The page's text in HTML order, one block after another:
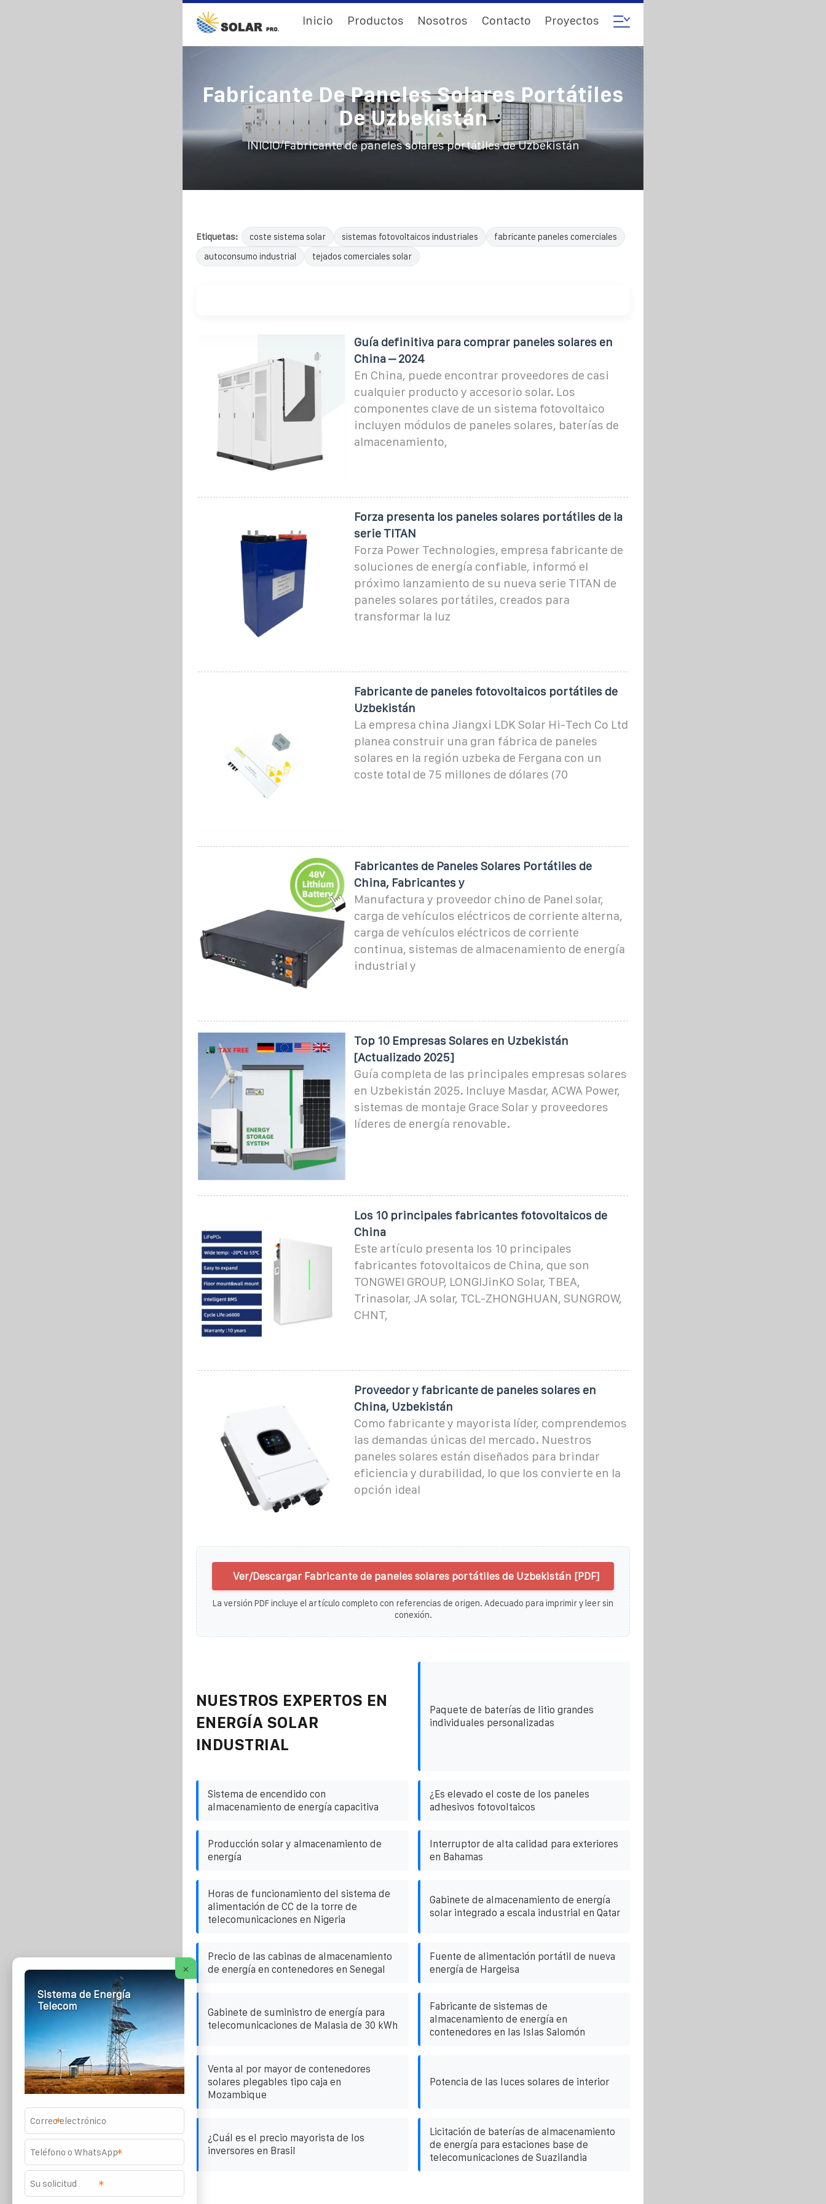
Inicio Productos Nosotros Contacto Proyectos
Fabricante De Paneles Solares Portátiles
De Uzbekistán
INICIO/Fabricante de paneles solares portátiles de Uzbekistán
Etiquetas: coste sistema solar sistemas fotovoltaicos industriales
fabricante paneles comerciales
autoconsumo industrial
tejados comerciales solar
Guía definitiva para comprar paneles solares en
China – 2024
En China, puede encontrar proveedores de casi
cualquier producto y accesorio solar. Los
componentes clave de un sistema fotovoltaico
incluyen módulos de paneles solares, baterías de
almacenamiento,
Forza presenta los paneles solares portátiles de la
serie TITAN
Forza Power Technologies, empresa fabricante de
soluciones de energía confiable, informó el
próximo lanzamiento de su nueva serie TITAN de
paneles solares portátiles, creados para
transformar la luz
Fabricante de paneles fotovoltaicos portátiles de
Uzbekistán
La empresa china Jiangxi LDK Solar Hi-Tech Co Ltd
planea construir una gran fábrica de paneles
solares en la región uzbeka de Fergana con un
coste total de 75 millones de dólares (70
Fabricantes de Paneles Solares Portátiles de
China, Fabricantes y
Manufactura y proveedor chino de Panel solar,
carga de vehículos eléctricos de corriente alterna,
carga de vehículos eléctricos de corriente
continua, sistemas de almacenamiento de energía
industrial y
Top 10 Empresas Solares en Uzbekistán
[Actualizado 2025]
Guía completa de las principales empresas solares
en Uzbekistán 2025. Incluye Masdar, ACWA Power,
sistemas de montaje Grace Solar y proveedores
líderes de energía renovable.
Los 10 principales fabricantes fotovoltaicos de
China
Este artículo presenta los 10 principales
fabricantes fotovoltaicos de China, que son
TONGWEI GROUP, LONGIJinKO Solar, TBEA,
Trinasolar, JA solar, TCL-ZHONGHUAN, SUNGROW,
CHNT,
Proveedor y fabricante de paneles solares en
China, Uzbekistán
Como fabricante y mayorista líder, comprendemos
las demandas únicas del mercado. Nuestros
paneles solares están diseñados para brindar
eficiencia y durabilidad, lo que los convierte en la
opción ideal
Ver/Descargar Fabricante de paneles solares portátiles de Uzbekistán [PDF]
La versión PDF incluye el artículo completo con referencias de origen. Adecuado para imprimir y leer sin
conexión.
NUESTROS EXPERTOS EN
ENERGÍA SOLAR
INDUSTRIAL
Paquete de baterías de litio grandes
individuales personalizadas
Sistema de encendido con
almacenamiento de energía capacitiva
¿Es elevado el coste de los paneles
adhesivos fotovoltaicos
Producción solar y almacenamiento de
energía
Interruptor de alta calidad para exteriores
en Bahamas
Horas de funcionamiento del sistema de
alimentación de CC de la torre de
telecomunicaciones en Nigeria
Gabinete de almacenamiento de energía
solar integrado a escala industrial en Qatar
Precio de las cabinas de almacenamiento
de energía en contenedores en Senegal
Fuente de alimentación portátil de nueva
energía de Hargeisa
Gabinete de suministro de energía para
telecomunicaciones de Malasia de 30 kWh
Fabricante de sistemas de
almacenamiento de energía en
contenedores en las Islas Salomón
Venta al por mayor de contenedores
solares plegables tipo caja en
Mozambique
Potencia de las luces solares de interior
¿Cuál es el precio mayorista de los
inversores en Brasil
Licitación de baterías de almacenamiento
de energía para estaciones base de
telecomunicaciones de Suazilandia
×
Sistema de Energía
Telecom
*
*
*